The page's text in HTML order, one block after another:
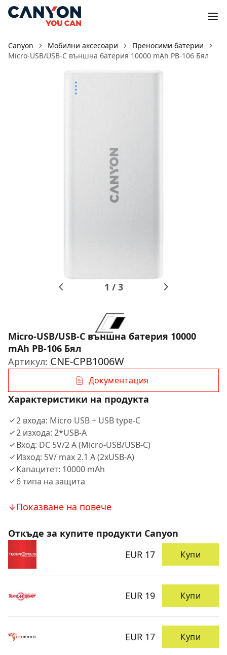
Canyon Мобилни аксесоари
Преносими батерии
Micro-USB/USB-C външна батерия 10000 mAh PB-106 Бял
1 /3
Micro-USB/USB-C външна батерия 10000
mAh PB-106 Бял
Артикул: CNE-CPB1006W
Документация
Характеристики на продукта
2 входа: Micro USB + USB type-C
2 изхода: 2*USB-A
Вход: DC 5V/2 A (Micro-USB/USB-C)
Изход: 5V/ max 2.1 A (2xUSB-A)
Капацитет: 10000 mAh
6 типа на защита
Показване на повече
Откъде за купите продукти Canyon
EUR 17
Купи
EUR 19 Купи
EUR 17 Купи